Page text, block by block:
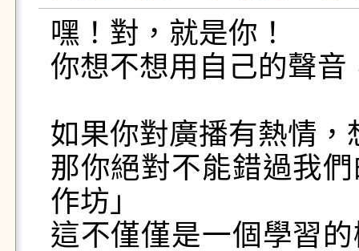
嘿！對，就是你！
你想不想用自己的聲
如果你對廣播有熱情，
那你絕對不能錯過我
作坊」
這不僅僅是一個學習